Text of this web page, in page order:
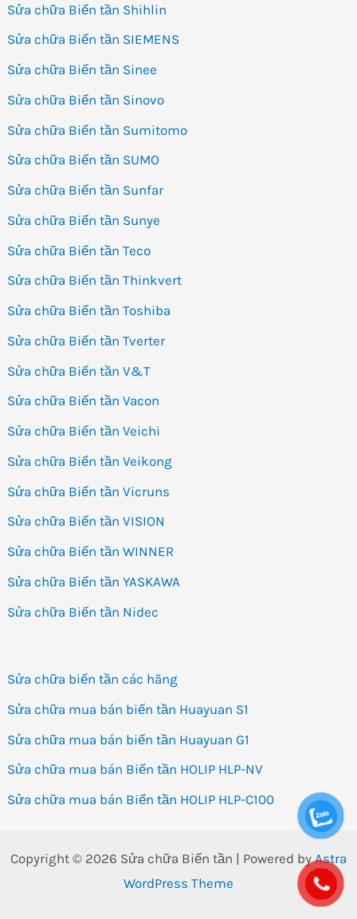
Sửa chữa Biến tần Shihlin
Sửa chữa Biến tần SIEMENS
Sửa chữa Biến tần Sinee
Sửa chữa Biến tần Sinovo
Sửa chữa Biến tần Sumitomo
Sửa chữa Biến tần SUMO
Sửa chữa Biến tần Sunfar
Sửa chữa Biến tần Sunye
Sửa chữa Biến tần Teco
Sửa chữa Biến tần Thinkvert
Sửa chữa Biến tần Toshiba
Sửa chữa Biến tần Tverter
Sửa chữa Biến tần V&T
Sửa chữa Biến tần Vacon
Sửa chữa Biến tần Veichi
Sửa chữa Biến tần Veikong
Sửa chữa Biến tần Vicruns
Sửa chữa Biến tần VISION
Sửa chữa Biến tần WINNER
Sửa chữa Biến tần YASKAWA
Sửa chữa Biến tần Nidec
Sửa chữa biến tần các hãng
Sửa chữa mua bán biến tần Huayuan S1
Sửa chữa mua bán biến tần Huayuan G1
Sửa chữa mua bán Biến tần HOLIP HLP-NV
Sửa chữa mua bán Biến tần HOLIP HLP-C100
Copyright © 2026 Sửa chữa Biến tần | Powered byAstra
WordPress Theme